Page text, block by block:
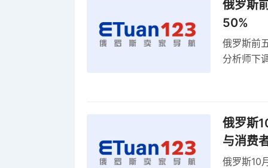
俄罗斯
50%
俄罗斯前
分析师下
俄罗斯
与消费
俄罗斯10